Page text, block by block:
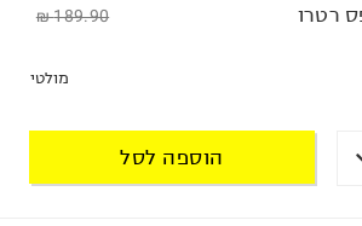
189.90 ₪ רטרו
מולטי
הוספה לסל